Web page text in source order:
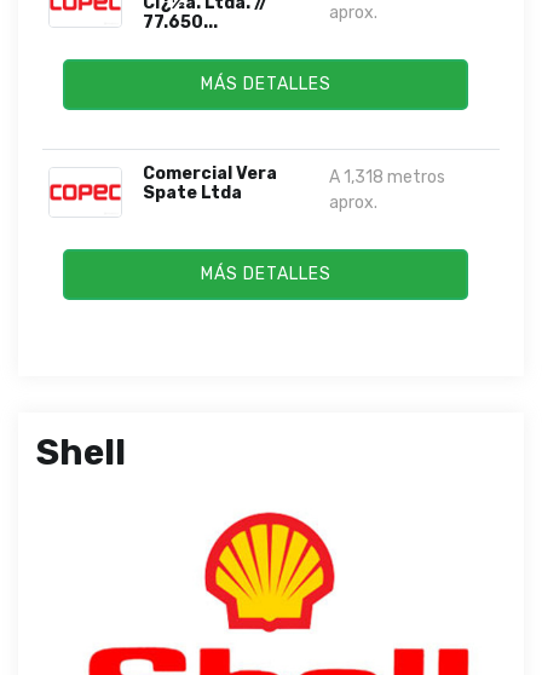
77.650...
aprox.
MÁS DETALLES
Comercial Vera
Spate Ltda
A 1,318 metros
aprox.
MÁS DETALLES
Shell